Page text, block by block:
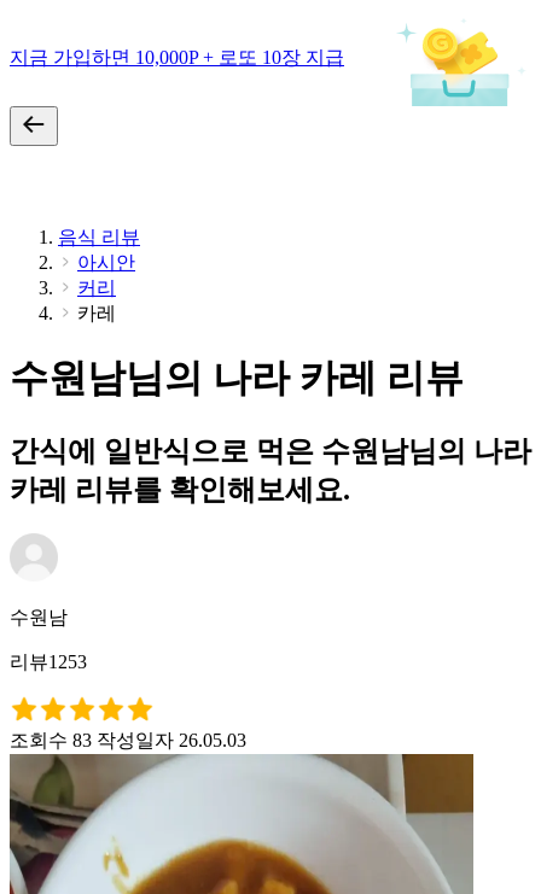
지금 가입하면 10,000P + 로또 10장 지급
음식 리뷰
아시안
커리
카레
수원남님의 나라 카레 리뷰
간식에 일반식으로 먹은 수원남님의 나라
카레 리뷰를 확인해보세요.
수원남
리뷰1253
조회수 83 작성일자 26.05.03